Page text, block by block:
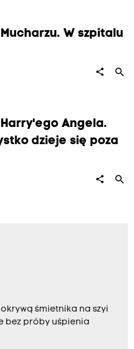
W szpitalu
share search
Angela.
dzieje się poza
share search
śmietnika na szyi
bez próby uśpienia